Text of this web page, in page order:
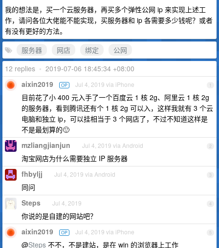
我的想法是，买一个云服务器，再买多个弹性公网 ip 来实现上述工
作，请问各位大佬能不能实现，买服务器和 ip 各需要多少钱呢？或者
有没有更好的方法。
服务器
网店 绑定
公网
12 replies • 2019-07-06 18:45:34 +08:00
1
aixin2019 OP Jul 4, 2019 via iPhone
目前花了小 400 元入手了一个百度云 1 核 2g、阿里云 1 核 2g
的服务器，看到腾讯还有个 1 核 2g 可以入，这样我就有 3 个云
电脑和独立 ip，可以挂相当于 3 个网店了，不过不知道这样是
不是最划算的🙂
2
mzliangjianjun Jul 4, 2019 via Android
淘宝网店为什么需要独立 IP 服务器
3
fhbyljj Jul 4, 2019 via Android
同问
4
Steps Jul 4, 2019
你说的是自建的网站吧？
5
aixin2019 OP Jul 4, 2019 via iPhone
@Steps 不不，不是建站，是在 win 的浏览器上工作